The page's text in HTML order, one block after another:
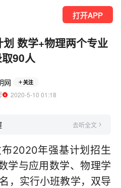
打开APP
数学+物理两个专业
90人
网 关注
  2020-5-10 01:18
去听全文
2020年强基计划招生
学与应用数学、物理学
，实行小班教学，双导